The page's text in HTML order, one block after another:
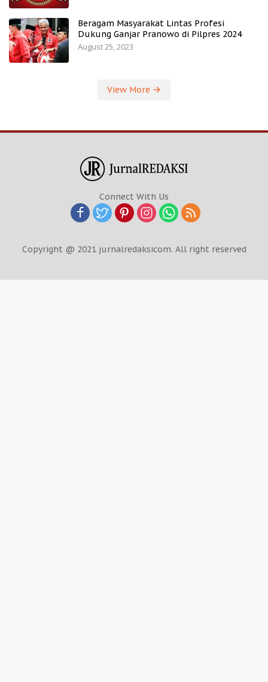
Beragam Masyarakat Lintas Profesi
Dukung Ganjar Pranowo di Pilpres 2024
August 25, 2023
View More
Connect With Us
Copyright @ 2021 jurnalredaksicom. All right reserved